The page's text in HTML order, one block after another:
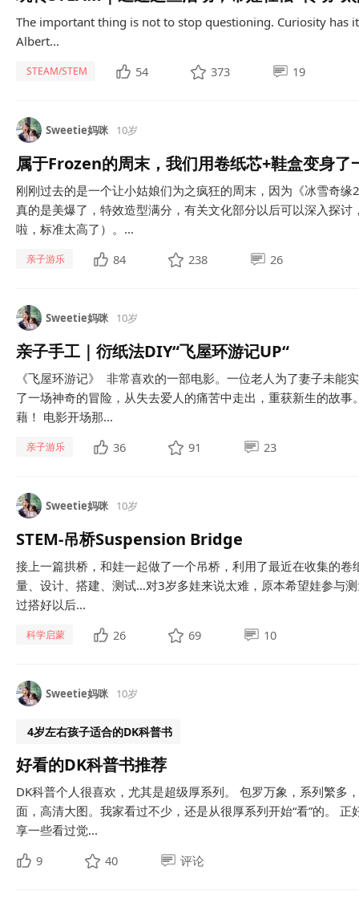
The important thing is not to stop questioning. Curiosity has
Albert...
STEAM/STEM 54 373 19
Sweetie妈咪 10岁
属于Frozen的周末，我们用卷纸芯+鞋盒变身了
刚刚过去的是一个让小姑娘们为之疯狂的周末，因为《冰雪奇
真的是美爆了，特效造型满分，有关文化部分以后可以深入探
啦，标准太高了）。...
亲子游乐 84 238 26
Sweetie妈咪 10岁
亲子手工｜衍纸法DIY“飞屋环游记UP“
《飞屋环游记》 非常喜欢的一部电影。一位老人为了妻子未能
了一场神奇的冒险，从失去爱人的痛苦中走出，重获新生的故
藉！ 电影开场那...
亲子游乐 36 91 23
Sweetie妈咪 10岁
STEM-吊桥Suspension Bridge
接上一篇拱桥，和娃一起做了一个吊桥，利用了最近在收集的
量、设计、搭建、测试…对3岁多娃来说太难，原本希望娃参与
过搭好以后...
科学启蒙 26 69 10
Sweetie妈咪 10岁
4岁左右孩子适合的DK科普书
好看的DK科普书推荐
DK科普个人很喜欢，尤其是超级厚系列。 包罗万象，系列繁多
面，高清大图。我家看过不少，还是从很厚系列开始“看”的。
享一些看过觉...
9
40 评论